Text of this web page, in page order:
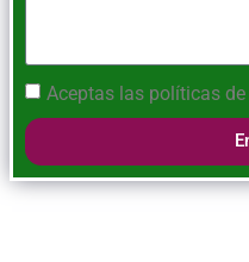
Aceptas las políticas